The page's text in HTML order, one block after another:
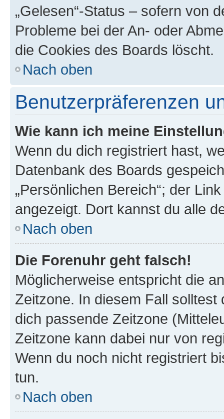
„Gelesen“-Status – sofern von
Probleme bei der An- oder
die Cookies des Boards löscht.
Nach oben
Benutzerpräferenzen
Wie kann ich meine
Wenn du dich registriert hast,
Datenbank des Boards
„Persönlichen Bereich“; der
angezeigt. Dort kannst du alle
Nach oben
Die Forenuhr geht falsch!
Möglicherweise entspricht die
Zeitzone. In diesem Fall solltest
dich passende Zeitzone
Zeitzone kann dabei nur von
Wenn du noch nicht registriert
tun.
Nach oben